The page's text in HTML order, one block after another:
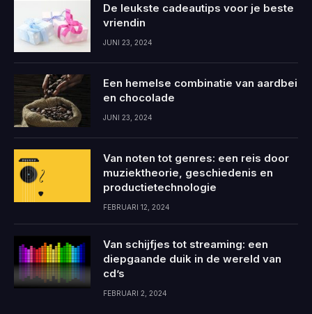
De leukste cadeautips voor je beste
vriendin
JUNI 23, 2024
Een hemelse combinatie van aardbei
en chocolade
JUNI 23, 2024
Van noten tot genres: een reis door
muziektheorie, geschiedenis en
productietechnologie
FEBRUARI 12, 2024
Van schijfjes tot streaming: een
diepgaande duik in de wereld van
cd’s
FEBRUARI 2, 2024